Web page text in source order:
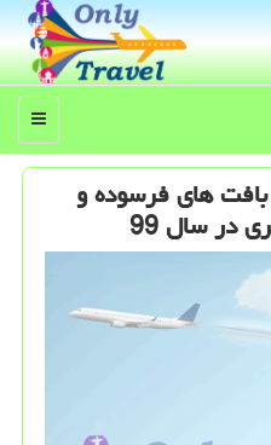
منو
بافت های فرسوده و
سال 99